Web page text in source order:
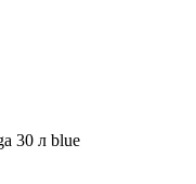
30 л blue